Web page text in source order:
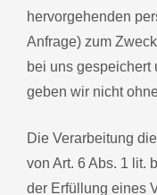
hervorgehenden
Anfrage) zum
bei uns gespeichert
geben wir nicht
Die Verarbeitung
von Art. 6 Abs. 1 lit.
der Erfüllung eines